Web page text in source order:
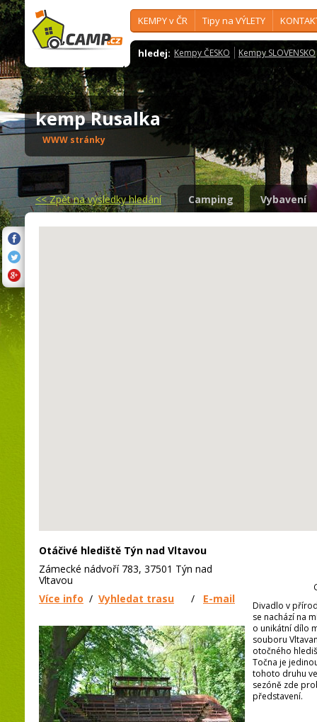
KEMPY v ČR Tipy na VÝLETY
hledej: Kempy ČESKO Kempy SLOVENSKO
kemp Rusalka
WWW stránky
<<Zpět na výsledky hledání Camping Vybavení
Otáčivé hlediště Týn nad Vltavou
Zámecké nádvoří 783, 37501 Týn nad
Vltavou
Více info / Vyhledat trasu / E-mail
Divadlo v
se nachází na
o unikátní dílo
souboru
otočného
Točna je
tohoto druhu
sezóně zde
představení.